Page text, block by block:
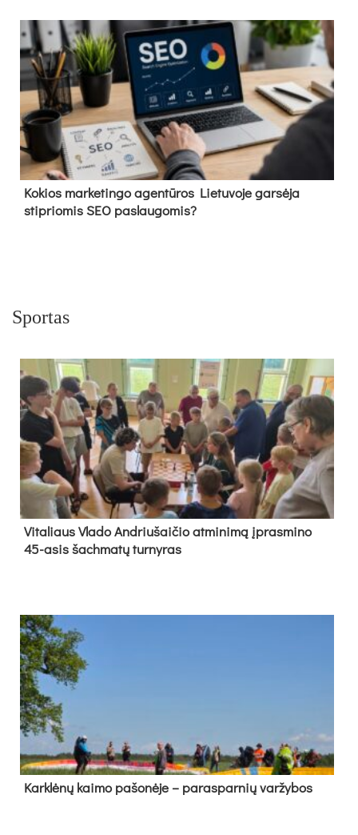
Kokios marketingo agentūros Lietuvoje garsėja
stipriomis SEO paslaugomis?
Sportas
Vi­ta­liaus Vla­do And­riu­šai­čio at­mi­ni­mą įpras­mi­no
45-asis šach­ma­tų tur­ny­ras
Kark­lė­nų kai­mo pa­šo­nė­je – pa­ras­par­nių var­žy­bos